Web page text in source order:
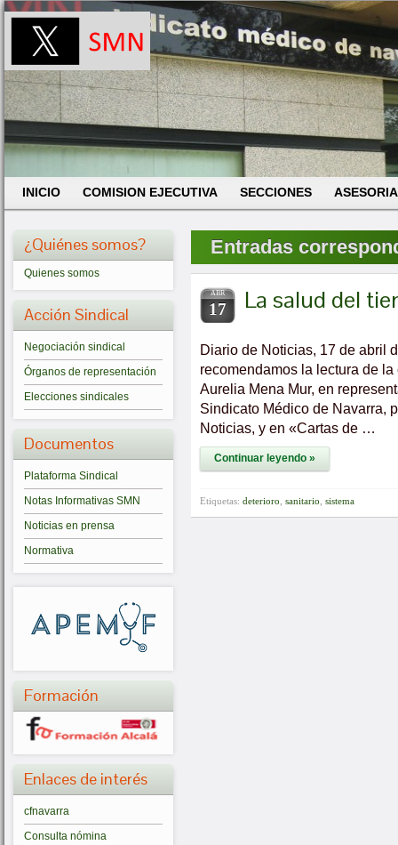
INICIO COMISION EJECUTIVA SECCIONES
¿Quiénes somos?
Quienes somos
Acción Sindical
Negociación sindical
Órganos de representación
Elecciones sindicales
Documentos
Plataforma Sindical
Notas Informativas SMN
Noticias en prensa
Normativa
Formación
Enlaces de interés
cfnavarra
Consulta nómina
Entradas
ABR
17 La salud del
Diario de Noticias, 17 de abril
recomendamos la lectura de
Aurelia Mena Mur, en
Sindicato Médico de Navarra,
Noticias, y en «Cartas de …
Continuar leyendo »
Etiquetas: deterioro sanitario sistema